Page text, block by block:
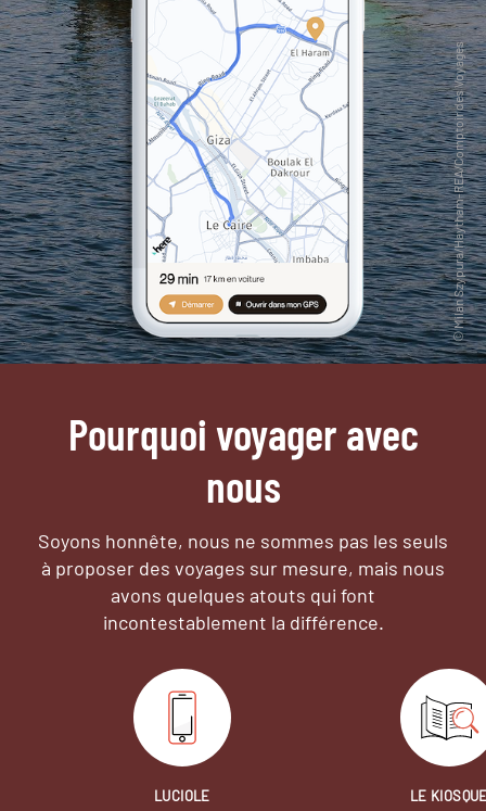
Pourquoi voyager avec
nous
Soyons honnête, nous ne sommes pas les seuls
à proposer des voyages sur mesure, mais nous
avons quelques atouts qui font
incontestablement la différence.
LUCIOLE
LE